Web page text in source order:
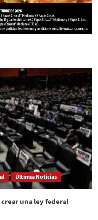
Últimas Noticias
crear una ley federal